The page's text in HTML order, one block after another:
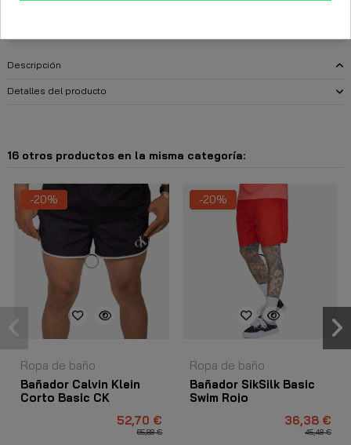
Descripción
Detalles del producto
16 otros productos en la misma categoría:
-20%
Ropa de baño
Bañador Calvin Klein
Corto Basic CK
52,70 €
65,88 €
-20%
Ropa de baño
Bañador SikSilk Basic
Swim Rojo
36,38 €
45,48 €